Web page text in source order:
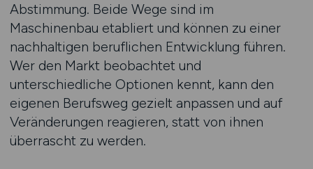
Abstimmung. Beide Wege sind im
Maschinenbau etabliert und können zu einer
nachhaltigen beruflichen Entwicklung führen.
Wer den Markt beobachtet und
unterschiedliche Optionen kennt, kann den
eigenen Berufsweg gezielt anpassen und auf
Veränderungen reagieren, statt von ihnen
überrascht zu werden.